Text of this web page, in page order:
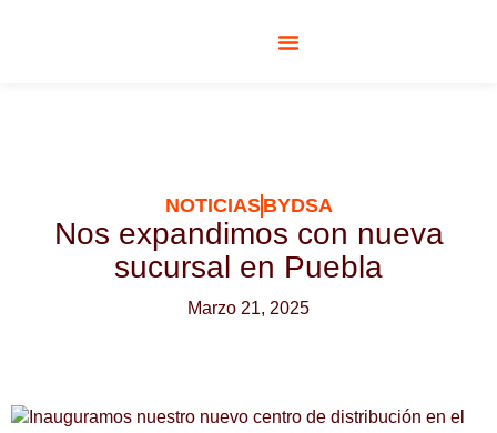
NOTICIASBYDSA
Nos expandimos con nueva
sucursal en Puebla
Marzo 21, 2025
Inauguramos nuestro nuevo centro de distribución en el